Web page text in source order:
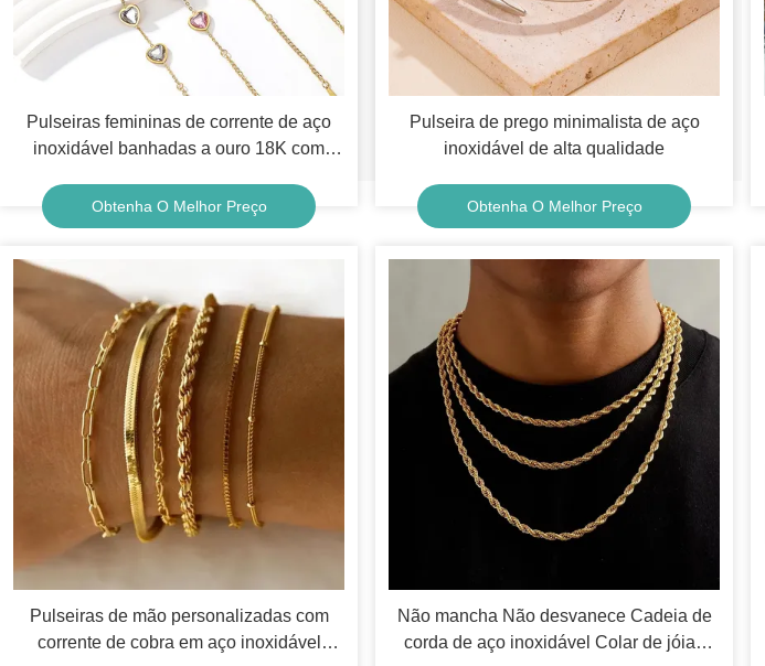
Pulseiras femininas de corrente de aço
inoxidável banhadas a ouro 18K com
Obtenha O Melhor Preço
Pulseira de prego minimalista de aço
inoxidável de alta qualidade
Obtenha O Melhor Preço
Pulseiras de mão personalizadas com
corrente de cobra em aço inoxidável
Não mancha Não desvanece Cadeia de
corda de aço inoxidável Colar de jóias